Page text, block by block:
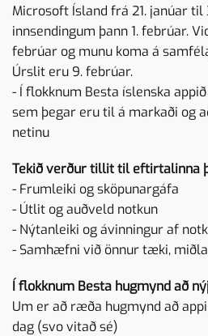
Microsoft Ísland frá 21. janúar til
innsendingum þann 1. febrúar.
febrúar og munu koma á
Úrslit eru 9. febrúar.
- Í flokknum Besta íslenska
sem þegar eru til á markaði og
netinu
Tekið verður tillit til eftirtalinna
- Frumleiki og sköpunargáfa
- Útlit og auðveld notkun
- Nýtanleiki og ávinningur af
- Samhæfni við önnur tæki,
Í flokknum Besta hugmynd að
Um er að ræða hugmynd að
dag (svo vitað sé)